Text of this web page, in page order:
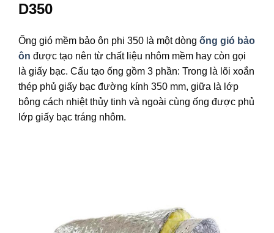
D350
Ống gió mềm bảo ôn phi 350 là một dòng ống gió bảo
ôn được tạo nên từ chất liệu nhôm mềm hay còn gọi
là giấy bạc. Cấu tạo ống gồm 3 phần: Trong là lõi xoắn
thép phủ giấy bạc đường kính 350 mm, giữa là lớp
bông cách nhiệt thủy tinh và ngoài cùng ống được phủ
lớp giấy bạc tráng nhôm.